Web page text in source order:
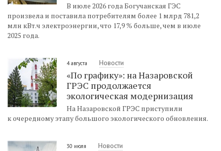
В июле 2026 года Богучанская ГЭС
произвела и поставила потребителям более 1 млрд 781,2
млн кВт.ч электроэнергии, что 17,9 % больше, чем в июле
2025 года.
4 августа Новости
«По графику»: на Назаровской
ГРЭС продолжается
экологическая модернизация
На Назаровской ГРЭС приступили
к очередному этапу большого экологического обновления.
30 июля Новости